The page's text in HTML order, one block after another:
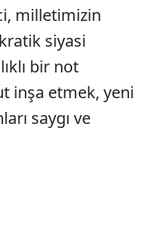
milletimizin
siyasi
bir not
inşa etmek, yeni
saygı ve